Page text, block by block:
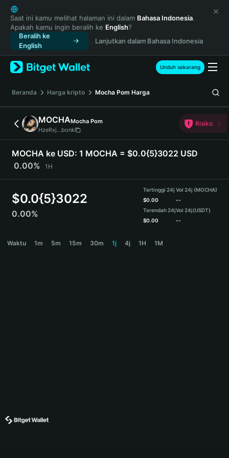
English
日本語
Tiếng Việt
Русский
Español (Latinoamérica)
Türkçe
Français
Deutsch
简体中文
繁體中文
Português (Portugal)
Bahasa Indonesia
ภาษาไทย
हिन्दी
Español
Português (Brasil)
Saat ini kamu melihat halaman ini dalam Bahasa Indonesia.
Apakah kamu ingin beralih ke English?
Beralih ke
English
Lanjutkan dalam Bahasa Indonesia
Unduh sekarang
Beranda Harga kripto Mocha Pom Harga
MOCHAMocha Pom
HzeRxj...bonk
Risiko
MOCHA ke USD: 1 MOCHA = $0.0{5}3022 USD
0.00%
1H
$0.0{5}3022
0.00%
Tertinggi 24j
$0.00
Terendah 24j
$0.00
Vol 24j (MOCHA)
--
Vol 24j(USDT)
--
Waktu 1m 5m 15m 30m 1j 4j 1H 1M